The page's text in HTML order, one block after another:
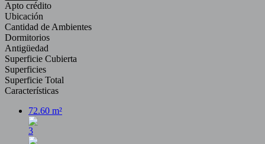
Apto crédito
Ubicación
Cantidad de Ambientes
Dormitorios
Antigüedad
Superficie Cubierta
Superficies
Superficie Total
Características
72.60 m²
3